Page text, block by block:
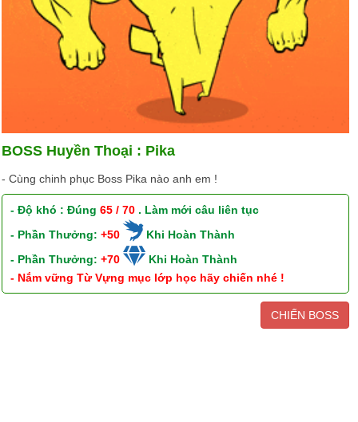
BOSS Huyền Thoại : Pika
- Cùng chinh phục Boss Pika nào anh em !
- Độ khó : Đúng65 / 70 . Làm mới câu liên tục
- Phần Thưởng:+50
Khi Hoàn Thành
- Phần Thưởng:+70
Khi Hoàn Thành
- Nắm vững Từ Vựng mục lớp học hãy chiến nhé !
CHIẾN BOSS